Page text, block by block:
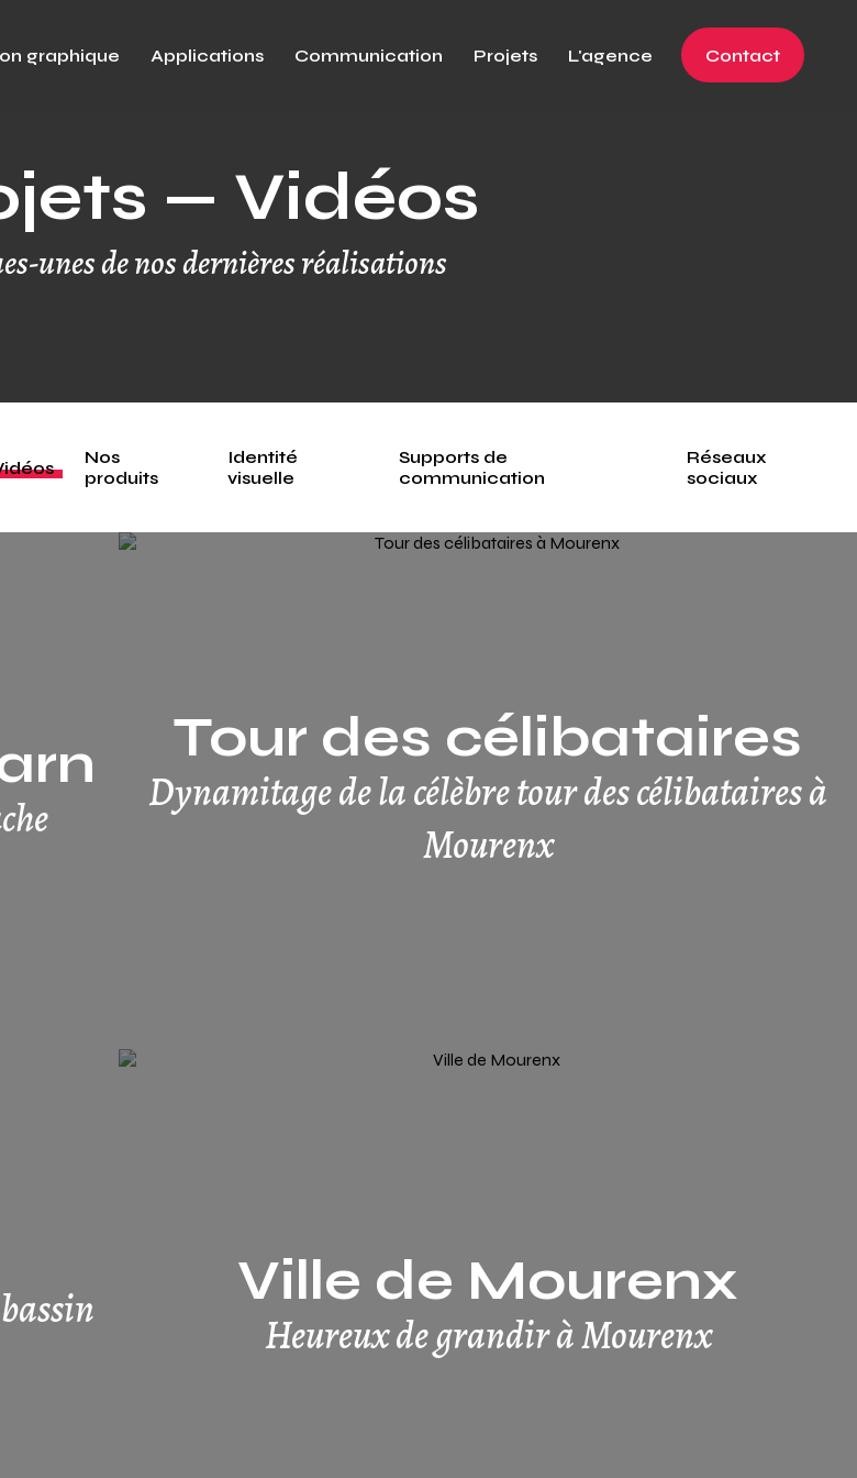
graphique Applications Communication Projets L'agence Contact
— Vidéos
unes de nos dernières réalisations
Nos
produits
Identité
visuelle
Supports de
communication
Réseaux
sociaux
Tour des célibataires
Dynamitage de la célèbre tour des célibataires à
Mourenx
Ville de Mourenx
Heureux de grandir à Mourenx